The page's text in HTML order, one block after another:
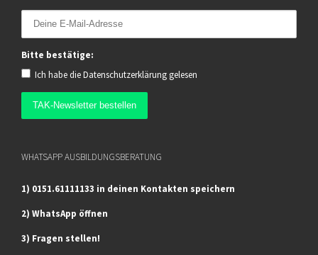
Bitte bestätige:
Ich habe dieDatenschutzerklärung gelesen
WHATSAPP AUSBILDUNGSBERATUNG
1) 0151.61111133 in deinen Kontakten speichern
2) WhatsApp öffnen
3) Fragen stellen!